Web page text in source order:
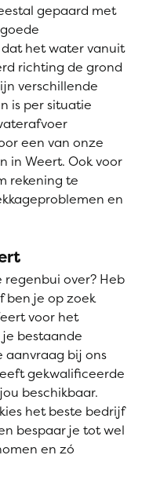
gepaard met
het water vanuit
richting de grond
verschillende
is per situatie
een van onze
in Weert. Ook voor
rekening te
en
over? Heb
ben je op zoek
voor het
bestaande
aanvraag bij ons
gekwalificeerde
beschikbaar.
het beste bedrijf
bespaar je tot wel
en zó